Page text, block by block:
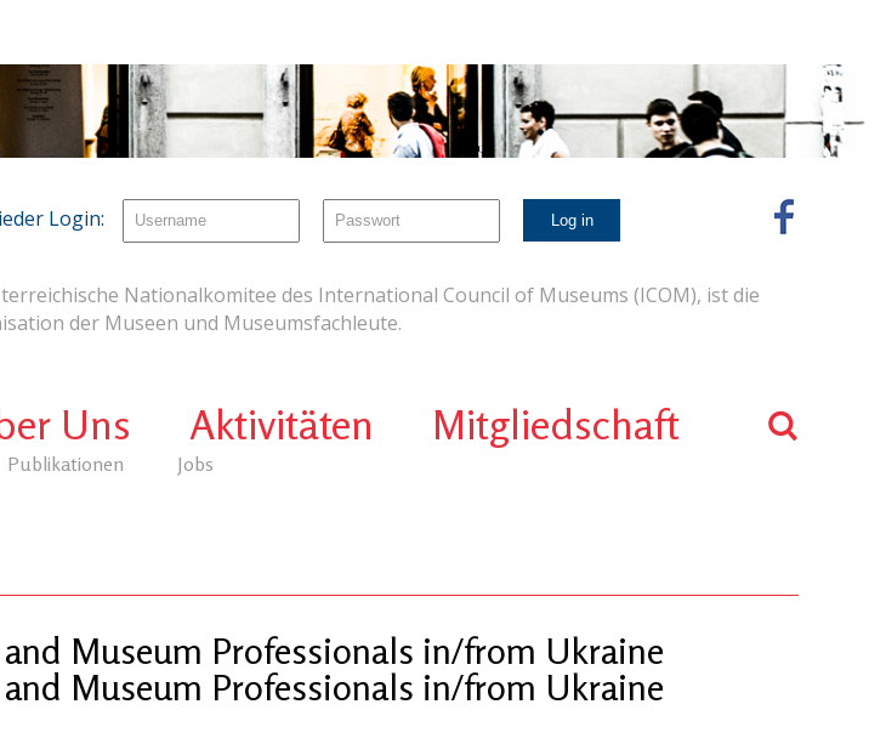
Nationalkomitee des International Council of Museums (ICOM), ist die
der Museen und Museumsfachleute.
Publikationen Jobs
Uns Aktivitäten Mitgliedschaft
Login:
Museum Professionals in/from Ukraine
Museum Professionals in/from Ukraine